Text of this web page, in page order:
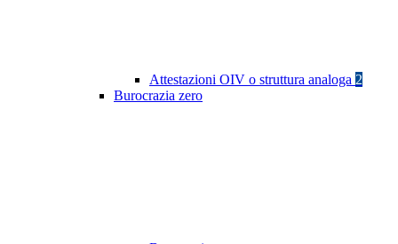
Attestazioni OIV o struttura analoga 2
Burocrazia zero